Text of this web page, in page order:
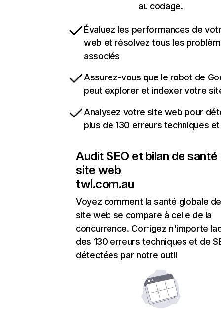
au codage.
Évaluez les performances de
web et résolvez tous les
associés
Assurez-vous que le robot de
peut explorer et indexer votre
Analysez votre site web pour
plus de 130 erreurs techniques et
Audit SEO et bilan de santé
site web
twl.com.au
Voyez comment la santé globale
site web se compare à celle de la
concurrence. Corrigez n'importe
des 130 erreurs techniques et de
détectées par notre outil